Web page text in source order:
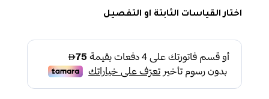
اختار القياسات الثابتة او التفصيل